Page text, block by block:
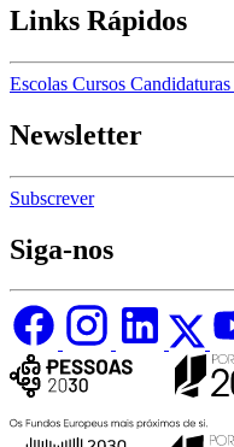
Links Rápidos
Escolas Cursos Candidaturas
Newsletter
Subscrever
Siga-nos